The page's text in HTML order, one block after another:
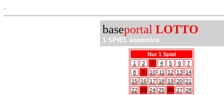
baseportal LOTTO
1 SPIEL kostenlos
Nur 1 Spiel
1
2 3 4 5 6
7
8
9 10 11 12 13 14
15 16 17 18 19 20 21
22 23 24 25 26 27 28